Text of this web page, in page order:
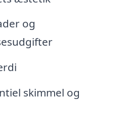
og
skimmel og